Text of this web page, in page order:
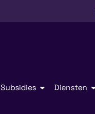
Subsidies Diensten